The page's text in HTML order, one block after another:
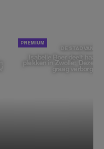
DE STAD VAN
Isabelle Boer deelt haar
plekken in Zwolle: 'Deze
graag verborgen'